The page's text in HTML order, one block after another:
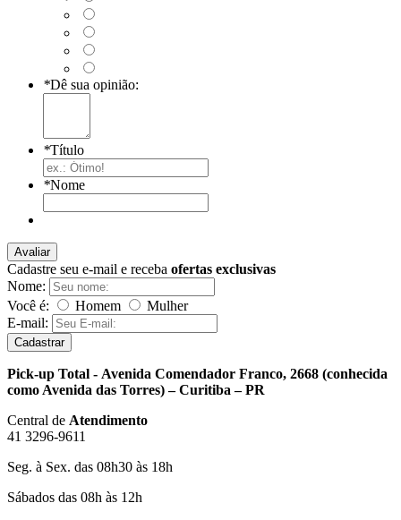
*Dê sua opinião:
*Título
*Nome
Avaliar
Cadastre seu e-mail e receba ofertas exclusivas
Nome:
Você é:
Homem
Mulher
E-mail:
Cadastrar
Pick-up Total - Avenida Comendador Franco, 2668 (conhecida
como Avenida das Torres) – Curitiba – PR
Central de Atendimento
41 3296-9611
Seg. à Sex. das 08h30 às 18h
Sábados das 08h às 12h